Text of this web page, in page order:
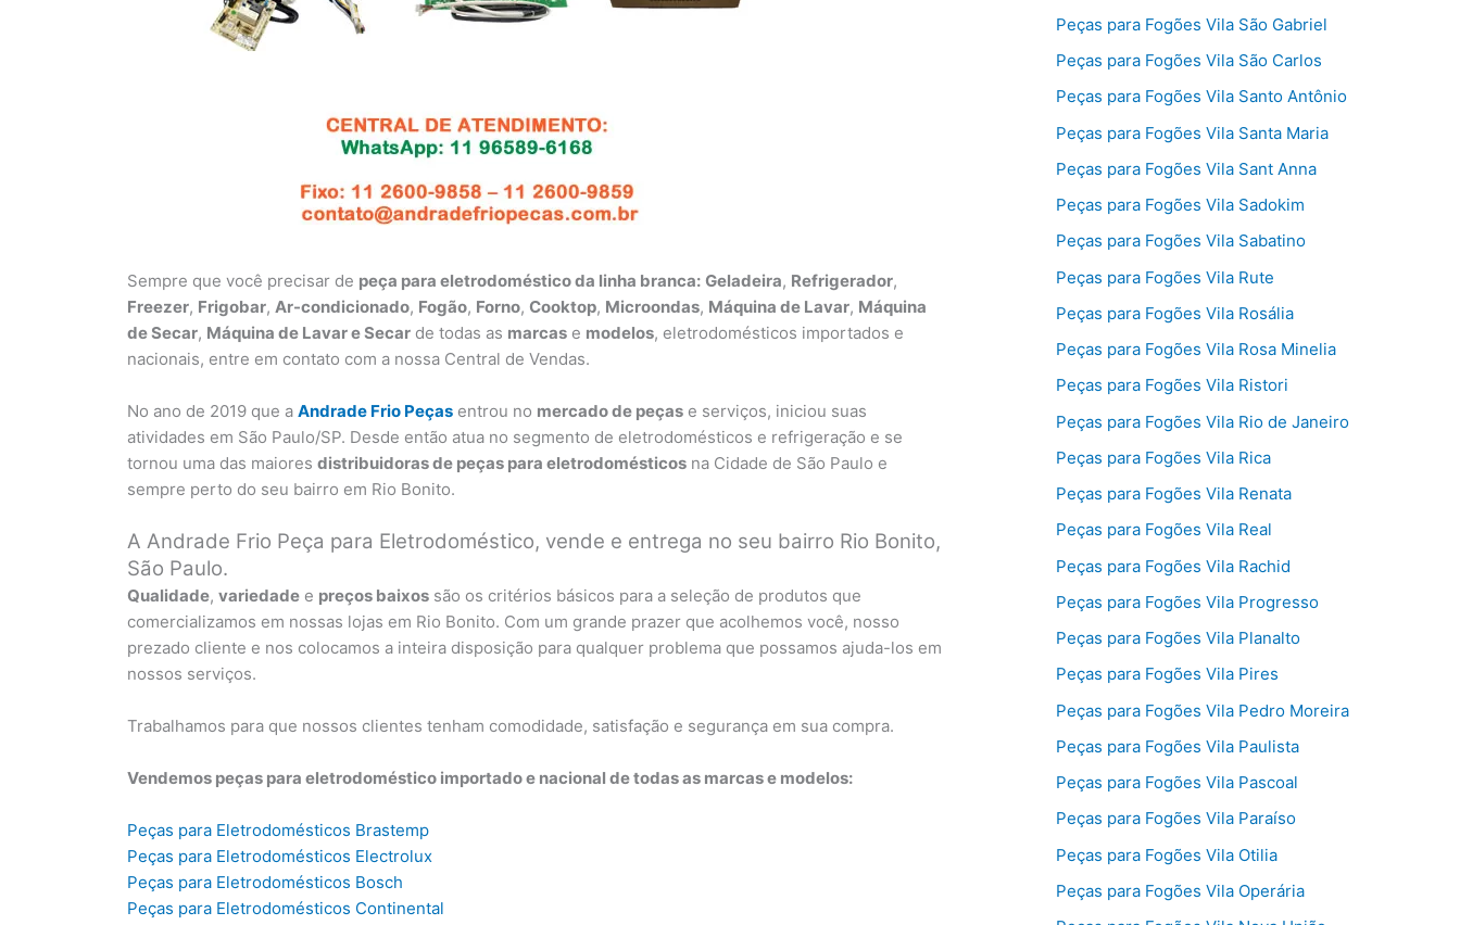
Sempre que você precisar de peça para eletrodoméstico da linha branca: Geladeira, Refrigerador,
Freezer, Frigobar, Ar-condicionado, Fogão, Forno, Cooktop, Microondas, Máquina de Lavar, Máquina
de Secar, Máquina de Lavar e Secar de todas as marcas e modelos, eletrodomésticos importados e
nacionais, entre em contato com a nossa Central de Vendas.
No ano de 2019 que a Andrade Frio Peças entrou no mercado de peças e serviços, iniciou suas
atividades em São Paulo/SP. Desde então atua no segmento de eletrodomésticos e refrigeração e se
tornou uma das maiores distribuidoras de peças para eletrodomésticos na Cidade de São Paulo e
sempre perto do seu bairro em Rio Bonito.
A Andrade Frio Peça para Eletrodoméstico, vende e entrega no seu bairro Rio Bonito,
São Paulo.
Qualidade, variedade e preços baixos são os critérios básicos para a seleção de produtos que
comercializamos em nossas lojas em Rio Bonito. Com um grande prazer que acolhemos você, nosso
prezado cliente e nos colocamos a inteira disposição para qualquer problema que possamos ajuda-los em
nossos serviços.
Trabalhamos para que nossos clientes tenham comodidade, satisfação e segurança em sua compra.
Vendemos peças para eletrodoméstico importado e nacional de todas as marcas e modelos:
Peças para Eletrodomésticos Brastemp
Peças para Eletrodomésticos Electrolux
Peças para Eletrodomésticos Bosch
Peças para Eletrodomésticos Continental
Peças para Fogões Vila São Gabriel
Peças para Fogões Vila São Carlos
Peças para Fogões Vila Santo Antônio
Peças para Fogões Vila Santa Maria
Peças para Fogões Vila Sant Anna
Peças para Fogões Vila Sadokim
Peças para Fogões Vila Sabatino
Peças para Fogões Vila Rute
Peças para Fogões Vila Rosália
Peças para Fogões Vila Rosa Minelia
Peças para Fogões Vila Ristori
Peças para Fogões Vila Rio de Janeiro
Peças para Fogões Vila Rica
Peças para Fogões Vila Renata
Peças para Fogões Vila Real
Peças para Fogões Vila Rachid
Peças para Fogões Vila Progresso
Peças para Fogões Vila Planalto
Peças para Fogões Vila Pires
Peças para Fogões Vila Pedro Moreira
Peças para Fogões Vila Paulista
Peças para Fogões Vila Pascoal
Peças para Fogões Vila Paraíso
Peças para Fogões Vila Otilia
Peças para Fogões Vila Operária